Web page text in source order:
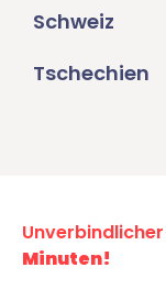
Schweiz
Tschechien
Minuten!